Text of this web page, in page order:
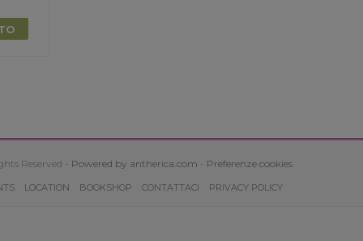
Reserved - Powered by antherica.com - Preferenze cookies
LOCATION BOOKSHOP CONTATTACI PRIVACY POLICY